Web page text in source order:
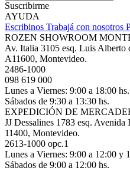
Suscribirme
AYUDA
Escribinos Trabajá con nosotros
ROZEN SHOWROOM
Av. Italia 3105 esq. Luis Alberto
A11600, Montevideo.
2486-1000
098 619 000
Lunes a Viernes: 9:00 a 18:00 hs.
Sábados de 9:30 a 13:30 hs.
EXPEDICIÓN DE
JJ Dessalines 1783 esq. Avenida
11400, Montevideo.
2613-1000 opc.1
Lunes a Viernes: 9:00 a 12:00 y
Sábados de 9:00 a 12:00 hs.